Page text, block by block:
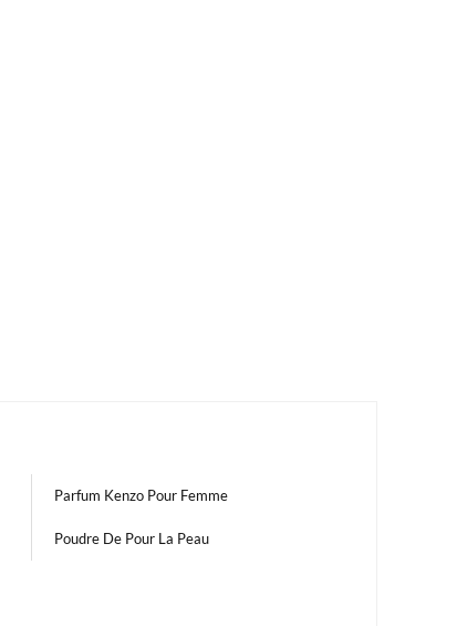
Parfum Kenzo Pour Femme
Poudre De Pour La Peau